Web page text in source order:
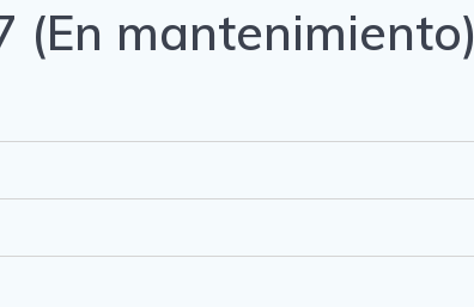
(En mantenimiento)